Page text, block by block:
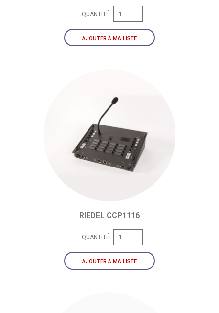
QUANTITÉ
AJOUTER À MA LISTE
RIEDEL CCP1116
QUANTITÉ
AJOUTER À MA LISTE